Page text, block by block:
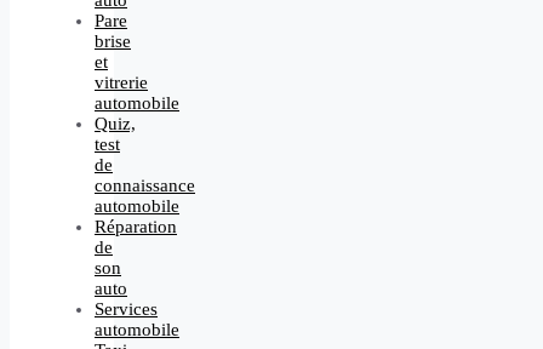
Pare
brise
et
vitrerie
automobile
Quiz,
test
de
connaissance
automobile
Réparation
de
son
auto
Services
automobile